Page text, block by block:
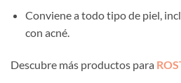
Conviene a todo tipo de piel,
con acné.
Descubre más productos para